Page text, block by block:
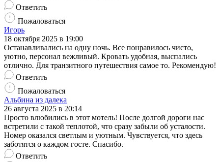
Ответить
Пожаловаться
Игорь
18 октября 2025 в 19:00
Останавливались на одну ночь. Все понравилось чисто,
уютно, персонал вежливый. Кровать удобная, выспались
отлично. Для транзитного путешествия самое то. Рекомендую!
Ответить
Пожаловаться
Альбина из далека
26 августа 2025 в 20:14
Просто влюбились в этот мотель! После долгой дороги нас
встретили с такой теплотой, что сразу забыли об усталости.
Номер оказался светлым и уютным. Чувствуется, что здесь
заботятся о каждом госте. Спасибо.
Ответить